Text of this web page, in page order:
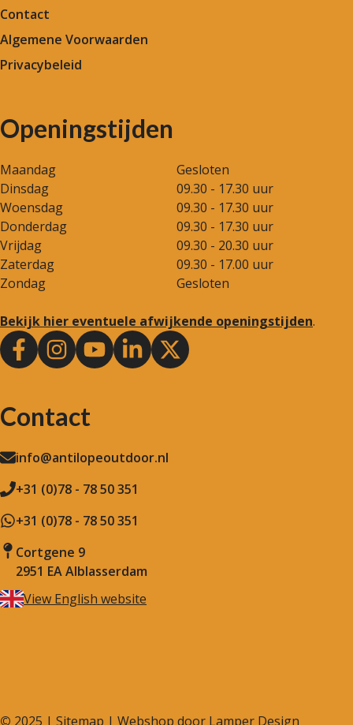
Contact
Algemene Voorwaarden
Privacybeleid
Openingstijden
Maandag
Gesloten
Dinsdag
09.30 - 17.30 uur
Woensdag
09.30 - 17.30 uur
Donderdag
09.30 - 17.30 uur
Vrijdag
09.30 - 20.30 uur
Zaterdag
09.30 - 17.00 uur
Zondag
Gesloten
Bekijk hier eventuele afwijkende openingstijden.
Contact
info@antilopeoutdoor.nl
+31 (0)78 - 78 50 351
+31 (0)78 - 78 50 351
Cortgene 9
2951 EA Alblasserdam
View English website
© 2025 | Sitemap | Webshop door Lamper Design